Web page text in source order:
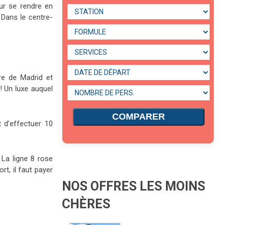
se rendre en
le centre-
de Madrid et
luxe auquel
10
ligne 8 rose
il faut payer
COMPARER
NOS OFFRES LES MOINS
CHÈRES